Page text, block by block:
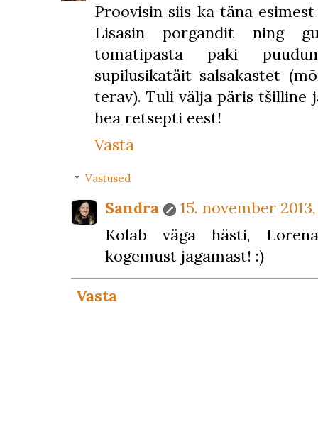
Proovisin siis ka täna
Lisasin porgandit ning
tomatipasta paki
supilusikatäit salsakastet
terav). Tuli välja päris tšilline
hea retsepti eest!
Vasta
Vastused
Sandra
15. november
Kõlab väga hästi,
kogemust jagamast! :)
Vasta